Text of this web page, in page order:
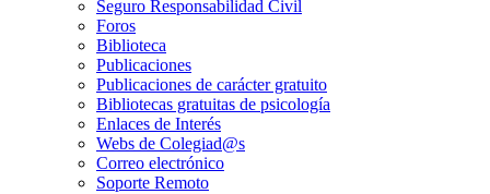
Seguro Responsabilidad Civil
Foros
Biblioteca
Publicaciones
Publicaciones de carácter gratuito
Bibliotecas gratuitas de psicología
Enlaces de Interés
Webs de Colegiad@s
Correo electrónico
Soporte Remoto